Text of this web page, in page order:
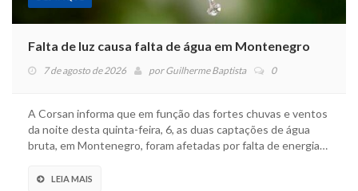
Falta de luz causa falta de água em Montenegro
7 de agosto de 2026 porGuilherme Baptista 0
A Corsan informa que em função das fortes chuvas e ventos
da noite desta quinta-feira, 6, as duas captações de água
bruta, em Montenegro, foram afetadas por falta de energia…
LEIA MAIS